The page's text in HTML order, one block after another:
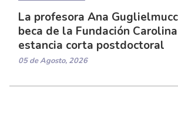
La profesora Ana
beca de la Fundación
estancia corta postdoctoral
05 de Agosto, 2026